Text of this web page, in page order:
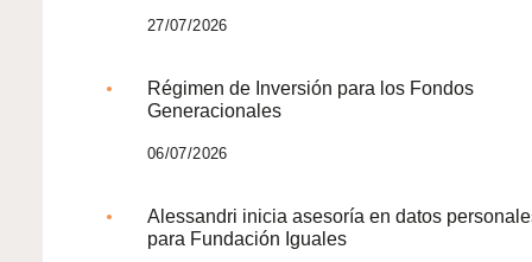
27/07/2026
Régimen de Inversión para los Fondos
Generacionales
06/07/2026
Alessandri inicia asesoría en datos
para Fundación Iguales